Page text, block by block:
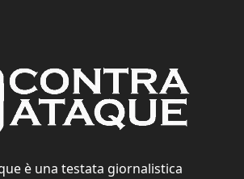
è una testata giornalistica